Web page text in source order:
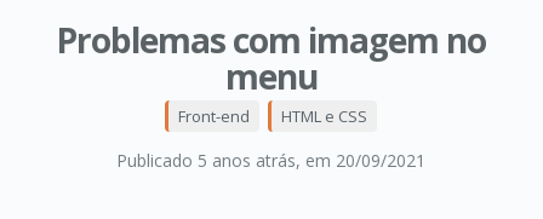
Problemas com imagem no
menu
Publicado 5 anos atrás, em 20/09/2021
Front-end HTML e CSS